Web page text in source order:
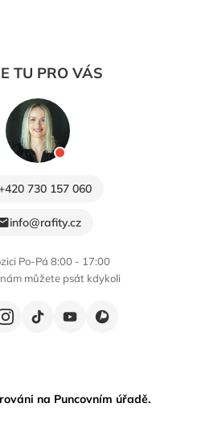
TU PRO VÁS
730 157 060
info@rafity.cz
Po-Pá 8:00 - 17:00
můžete psát kdykoli
na Puncovním úřadě.